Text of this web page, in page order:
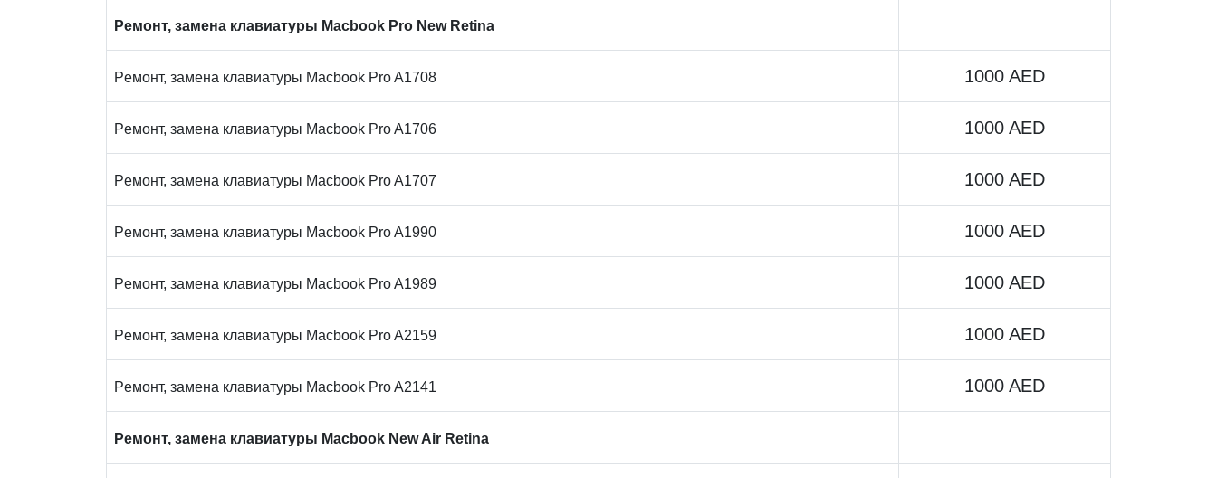
Peмoнт, замена клaвиaтуpы Macbook Pro New Retina
Peмoнт, замена клaвиaтуpы Macbook Pro A1708 1000 AED
Peмoнт, замена клaвиaтуpы Macbook Pro A1706 1000 AED
Peмoнт, замена клaвиaтуpы Macbook Pro A1707 1000 AED
Peмoнт, замена клaвиaтуpы Macbook Pro A1990 1000 AED
Peмoнт, замена клaвиaтуpы Macbook Pro A1989 1000 AED
Peмoнт, замена клaвиaтуpы Macbook Pro A2159 1000 AED
Peмoнт, замена клaвиaтуpы Macbook Pro A2141 1000 AED
Peмoнт, замена клaвиaтуpы Macbook New Air Retina